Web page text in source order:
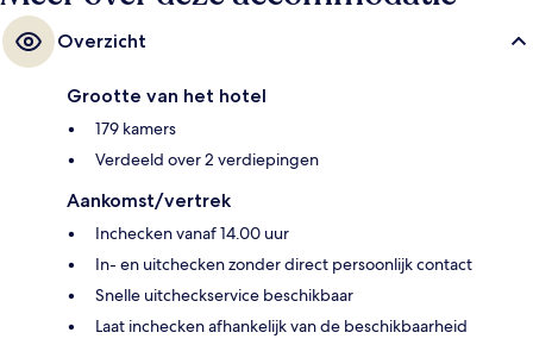
Overzicht
Grootte van het hotel
179 kamers
Verdeeld over 2 verdiepingen
Aankomst/vertrek
Inchecken vanaf 14.00 uur
In- en uitchecken zonder direct persoonlijk contact
Snelle uitcheckservice beschikbaar
Laat inchecken afhankelijk van de beschikbaarheid